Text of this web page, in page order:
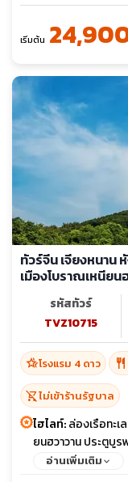
เริ่มต้น
ทัวร์จีน เจียงหนาน
เมืองโบราณเหนียน
รหัสทัวร์
TVZ10715
hotel_classโรงแรม 4 ดาว restaurant
shopping_cart_offไม่เข้าร้านรัฐบาล
ไฮไลท์:ล่องเรือทะ
ยนฮวาวาน ประตูบู
อ่านเพิ่มเติม